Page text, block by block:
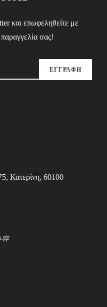
και επωφεληθείτε με
σας!
ΕΓΓΡΑΦΗ
Κατερίνη, 60100
Opens